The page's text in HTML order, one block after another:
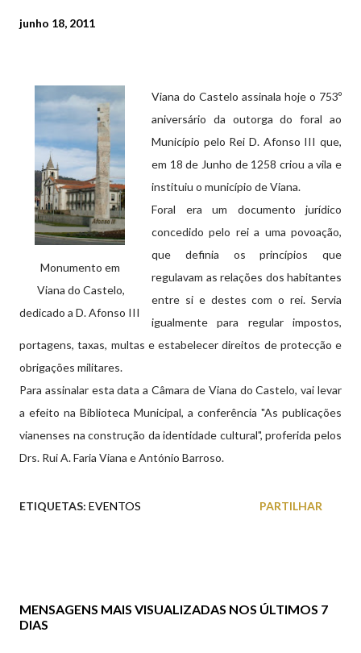
junho 18, 2011
Monumento em
Viana do Castelo,
dedicado a D. Afonso III
Viana do Castelo assinala hoje o 753º
aniversário da outorga do foral ao
Município pelo Rei D. Afonso III que,
em 18 de Junho de 1258 criou a vila e
instituiu o município de Viana.
Foral era um documento jurídico
concedido pelo rei a uma povoação,
que definia os princípios que
regulavam as relações dos habitantes
entre si e destes com o rei. Servia
igualmente para regular impostos,
portagens, taxas, multas e estabelecer direitos de protecção e
obrigações militares.
Para assinalar esta data a Câmara de Viana do Castelo, vai levar
a efeito na Biblioteca Municipal, a conferência "As publicações
vianenses na construção da identidade cultural", proferida pelos
Drs. Rui A. Faria Viana e António Barroso.
ETIQUETAS: EVENTOS PARTILHAR
MENSAGENS MAIS VISUALIZADAS NOS ÚLTIMOS 7
DIAS